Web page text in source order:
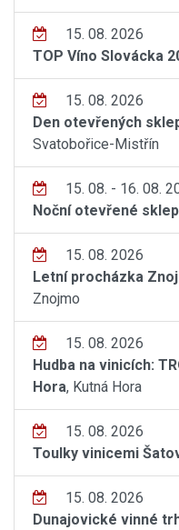
15. 08. 2026
TOP Víno Slovácka
15. 08. 2026
Den otevřených
Svatobořice-Mistřín
15. 08. - 16. 08.
Noční otevřené
15. 08. 2026
Letní procházka
Znojmo
15. 08. 2026
Hudba na vinicích:
Hora, Kutná Hora
15. 08. 2026
Toulky vinicemi
15. 08. 2026
Dunajovické vinné